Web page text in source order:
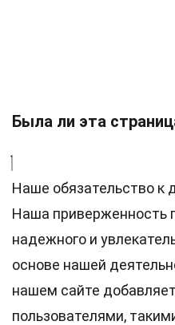
Была ли эта
Наше обязательство
Наша приверженность
надежного и
основе нашей
нашем сайте
пользователями,